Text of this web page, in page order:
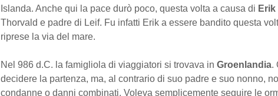
Islanda. Anche qui la pace durò poco, questa volta a causa di
Thorvald e padre di Leif. Fu infatti Erik a essere bandito questa
riprese la via del mare.
Nel 986 d.C. la famigliola di viaggiatori si trovava in Groenlandia.
decidere la partenza, ma, al contrario di suo padre e suo nonno,
condanne o danni combinati. Voleva semplicemente seguire le